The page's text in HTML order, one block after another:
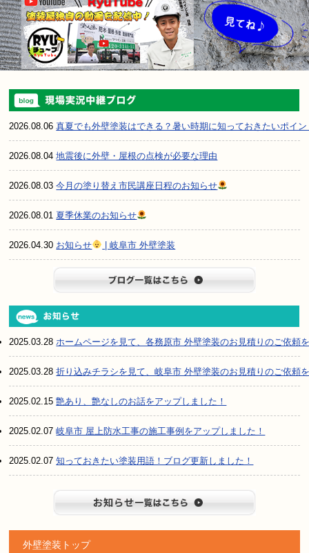
2026.08.06真夏でも外壁塗装はできる？暑い時期に知っておきたいポイン
2026.08.04地震後に外壁・屋根の点検が必要な理由
2026.08.03今月の塗り替え市民講座日程のお知らせ
2026.08.01 夏季休業のお知らせ
2026.04.30 お知らせ | 岐阜市 外壁塗装
2025.03.28ホームページを見て、各務原市 外壁塗装のお見積りのご依頼
2025.03.28折り込みチラシを見て、岐阜市 外壁塗装のお見積りのご依頼
2025.02.15艶あり、艶なしのお話をアップしました！
2025.02.07岐阜市 屋上防水工事の施工事例をアップしました！
2025.02.07知っておきたい塗装用語！ブログ更新しました！
外壁塗装トップ